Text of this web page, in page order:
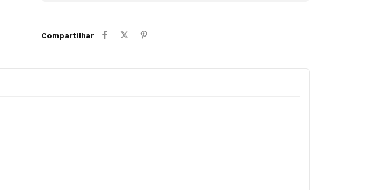
Compartilhar